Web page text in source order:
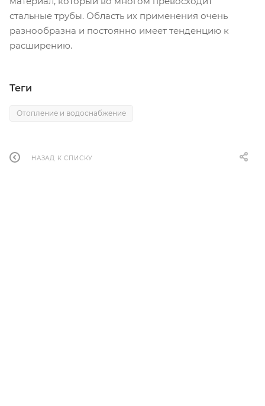
стальные трубы. Область их применения очень
разнообразна и постоянно имеет тенденцию к
расширению.
Теги
Отопление и водоснабжение
НАЗАД К СПИСКУ